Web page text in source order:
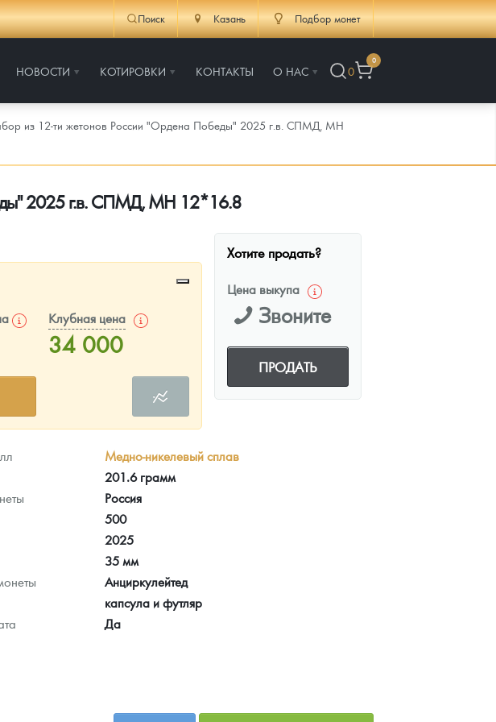
Поиск Казань Подбор монет
НОВОСТИ КОТИРОВКИ КОНТАКТЫ О НАС 0
0
из 12-ти жетонов России "Ордена Победы" 2025 г.в. СПМД, МН
2025 г.в. СПМД, МН 12*16.8
Клубная цена
34 000
Хотите продать?
Цена выкупа
Звоните
ПРОДАТЬ
Медно-никелевый сплав
201.6 грамм
Россия
500
2025
35 мм
Анциркулейтед
капсула и футляр
Да